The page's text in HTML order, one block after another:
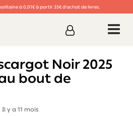
à 0,01€ à partir 35€ d’achat de livres.
Noir 2025
bout de
Il y a 11 mois